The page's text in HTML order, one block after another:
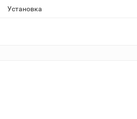
Установка